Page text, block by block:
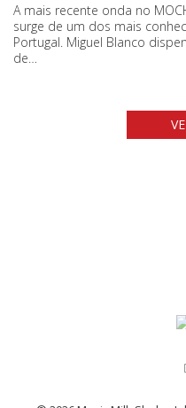
A mais recente onda no
surge de um dos mais
Portugal. Miguel Blanco
de…